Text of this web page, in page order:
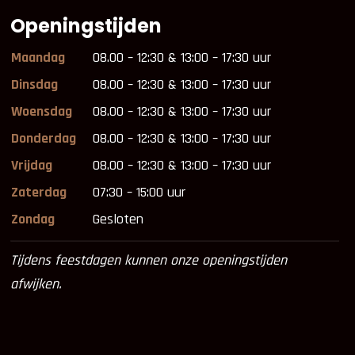
Openingstijden
Maandag
08.00 – 12:30 & 13:00 – 17:30 uur
Dinsdag
08.00 – 12:30 & 13:00 – 17:30 uur
Woensdag
08.00 – 12:30 & 13:00 – 17:30 uur
Donderdag
08.00 – 12:30 & 13:00 – 17:30 uur
Vrijdag
08.00 – 12:30 & 13:00 – 17:30 uur
Zaterdag
07:30 – 15:00 uur
Zondag
Gesloten
Tijdens feestdagen kunnen onze openingstijden
afwijken.